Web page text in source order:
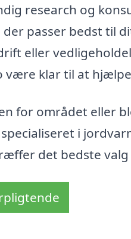
research og
passer bedst til
eller
være klar til at
for området eller
i
det bedste